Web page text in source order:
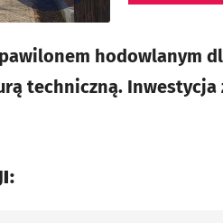
hodowlanym
techniczną. Inwestycja